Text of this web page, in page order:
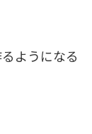
ようになる